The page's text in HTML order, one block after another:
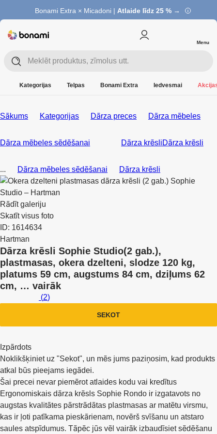
Bonami Extra × Micadoni | Atlaide līdz 25 % →
Menu
Kategorijas Telpas Bonami Extra Iedvesmai
Sākums Kategorijas Dārza preces Dārza mēbeles
Dārza mēbeles sēdēšanai Dārza krēsliDārza krēsli
... Dārza mēbeles sēdēšanai Dārza krēsli
Rādīt galeriju
Skatīt visus foto
ID: 1614634
Hartman
Dārza krēsli Sophie Studio(2 gab.),
plastmasas, okera dzelteni, slodze 120 kg,
platums 59 cm, augstums 84 cm, dziļums 62
cm, … vairāk
(2)
SEKOT
Izpārdots
Noklikšķiniet uz "Sekot", un mēs jums paziņosim, kad produkts
atkal būs pieejams iegādei.
Šai precei nevar piemērot atlaides kodu vai kredītus
Ergonomiskais dārza krēsls Sophie Rondo ir izgatavots no
augstas kvalitātes pārstrādātas plastmasas ar matētu virsmu,
kas ir ļoti patīkama pieskārienam, novērš svīšanu un atstaro
saules atspīdumus. Tāpēc jūs vēl vairāk izbaudīsiet sēdēšanu